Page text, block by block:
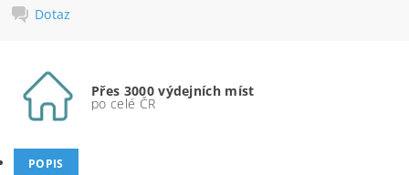
Dotaz
Přes 3000 výdejních míst
po celé ČR
POPIS